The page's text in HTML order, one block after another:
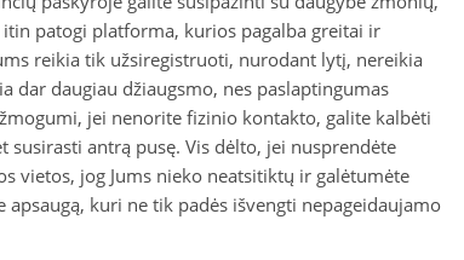
patogi platforma, kurios pagalba greitai ir
reikia tik užsiregistruoti, nurodant lytį, nereikia
dar daugiau džiaugsmo, nes paslaptingumas
jei nenorite fizinio kontakto, galite kalbėti
antrą pusę. Vis dėlto, jei nusprendėte
vietos, jog Jums nieko neatsitiktų ir galėtumėte
kuri ne tik padės išvengti nepageidaujamo